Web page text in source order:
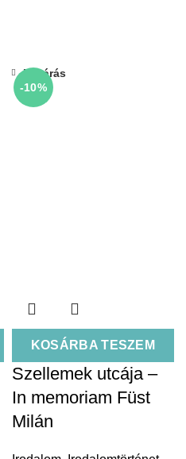
-10%
KOSÁRBA TESZEM
Bezárás
Szellemek utcája –
In memoriam Füst
Milán